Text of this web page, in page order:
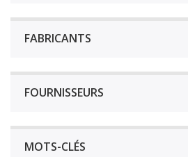
FABRICANTS
FOURNISSEURS
MOTS-CLÉS